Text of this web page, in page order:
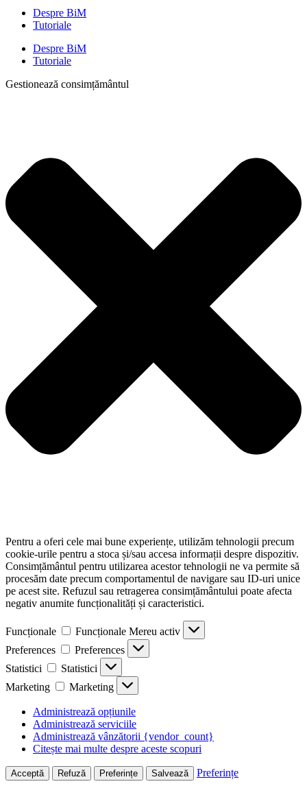
Despre BiM
Tutoriale
Despre BiM
Tutoriale
Gestionează consimțământul
Pentru a oferi cele mai bune experiențe, utilizăm tehnologii precum
cookie-urile pentru a stoca și/sau accesa informații despre dispozitiv.
Consimțământul pentru utilizarea acestor tehnologii ne va permite să
procesăm date precum comportamentul de navigare sau ID-uri unice
pe acest site. Refuzul sau retragerea consimțământului poate afecta
negativ anumite funcționalități și caracteristici.
Funcționale Funcționale Mereu activ
Preferences
Preferences
Statistici
Statistici
Marketing
Marketing
Administrează opțiunile
Administrează serviciile
Administrează vânzătorii {vendor_count}
Citește mai multe despre aceste scopuri
Acceptă Refuză Preferințe Salvează Preferințe